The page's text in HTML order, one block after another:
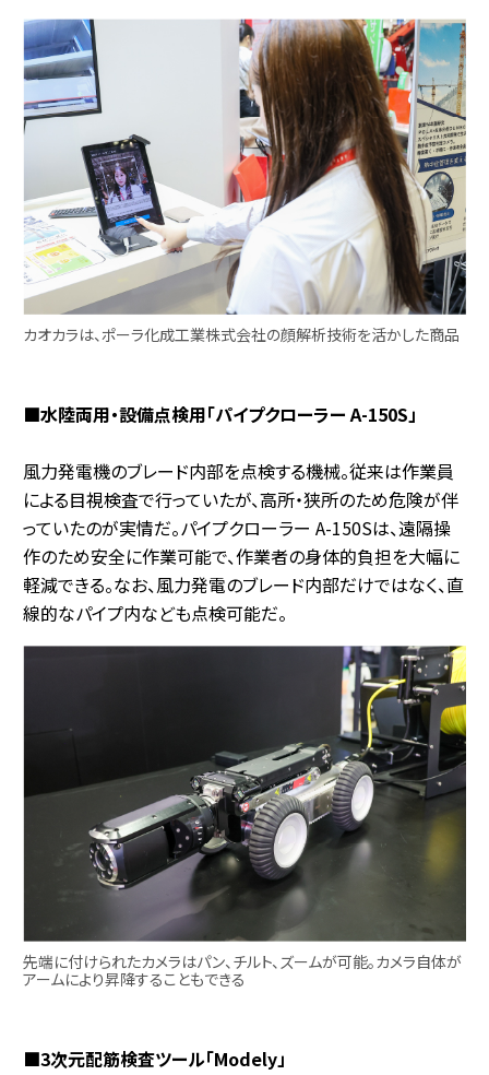
カオカラは、ポーラ化成工業株式会社の顔解析技術を活かした商品
■水陸両用・設備点検用「パイプクローラー A-150S」
風力発電機のブレード内部を点検する機械。従来は作業員
による目視検査で行っていたが、高所・狭所のため危険が伴
っていたのが実情だ。パイプクローラー A-150Sは、遠隔操
作のため安全に作業可能で、作業者の身体的負担を大幅に
軽減できる。なお、風力発電のブレード内部だけではなく、直
線的なパイプ内なども点検可能だ。
先端に付けられたカメラはパン、チルト、ズームが可能。カメラ自体が
アームにより昇降することもできる
■3次元配筋検査ツール「Modely」